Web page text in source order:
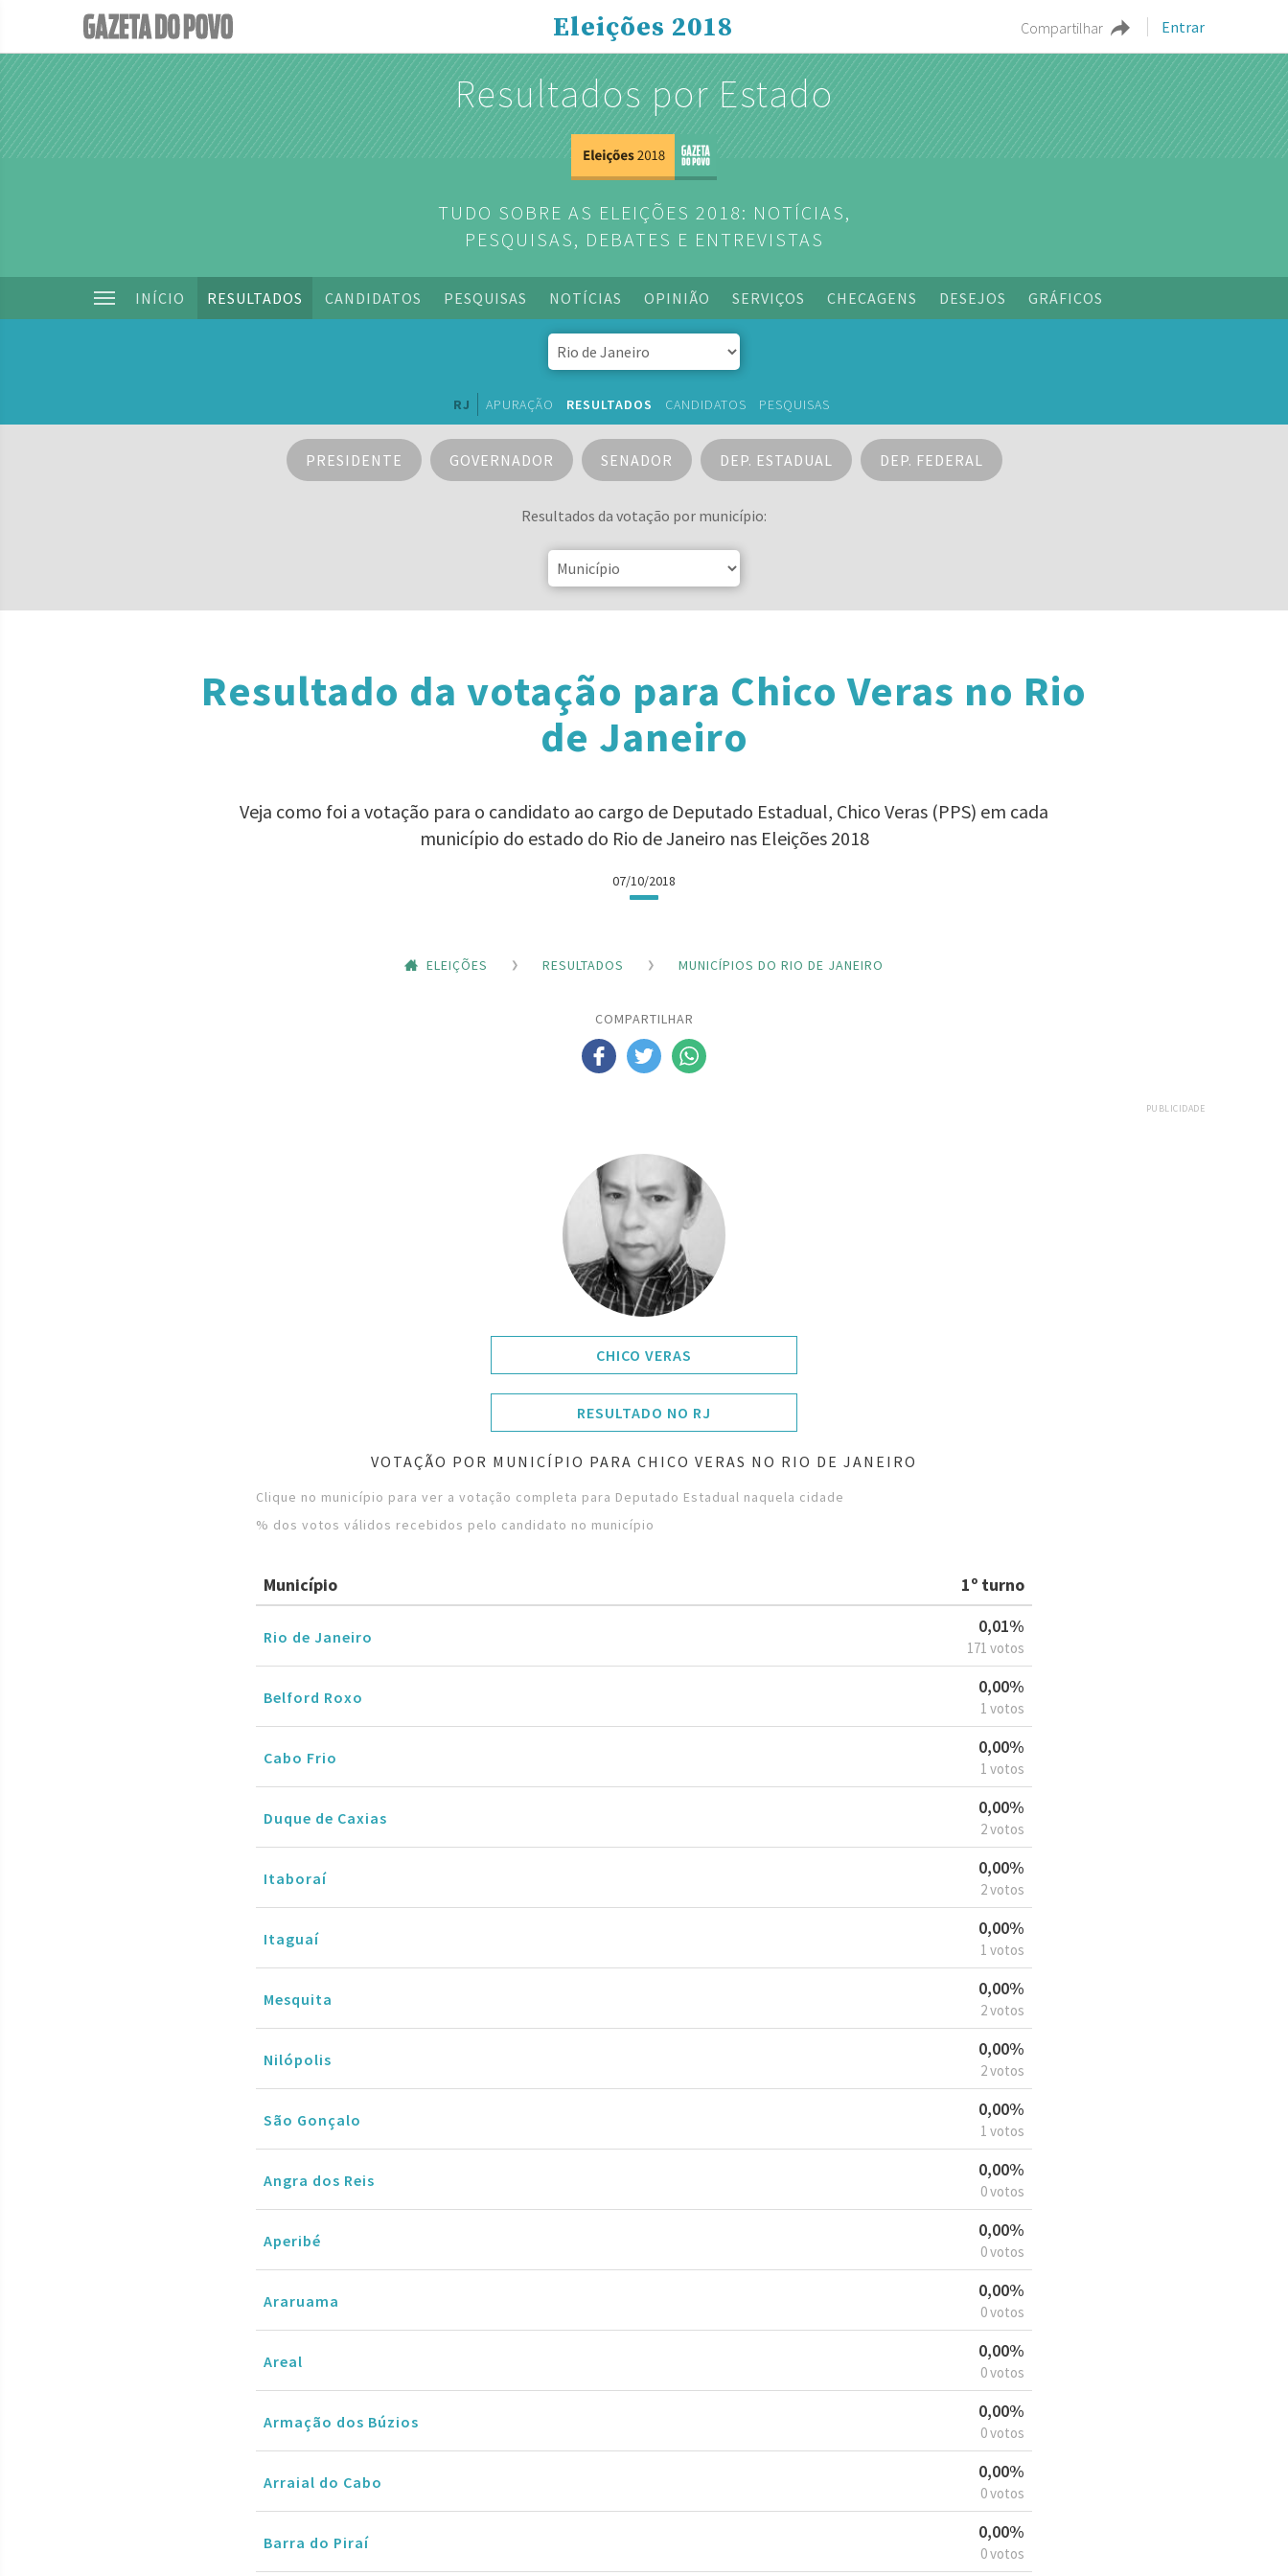
Compartilhar Entrar
Eleições 2018
Resultados por Estado
TUDO SOBRE AS ELEIÇÕES 2018: NOTÍCIAS,
PESQUISAS, DEBATES E ENTREVISTAS
INÍCIO RESULTADOS CANDIDATOS PESQUISAS NOTÍCIAS OPINIÃO SERVIÇOS CHECAGENS DESEJOS GRÁFICOS
RJ APURAÇÃO RESULTADOS CANDIDATOS PESQUISAS
PRESIDENTE GOVERNADOR SENADOR DEP. ESTADUAL DEP. FEDERAL
Resultados da votação por município:
Resultado da votação para Chico Veras no Rio
de Janeiro
Veja como foi a votação para o candidato ao cargo de Deputado Estadual, Chico Veras (PPS) em cada
município do estado do Rio de Janeiro nas Eleições 2018
07/10/2018
ELEIÇÕES RESULTADOS MUNICÍPIOS DO RIO DE JANEIRO
COMPARTILHAR
PUBLICIDADE
CHICO VERAS
RESULTADO NO RJ
VOTAÇÃO POR MUNICÍPIO PARA CHICO VERAS NO RIO DE JANEIRO
Clique no município para ver a votação completa para Deputado Estadual naquela cidade
% dos votos válidos recebidos pelo candidato no município
Município 1º turno
Rio de Janeiro
0,01%
171 votos
Belford Roxo
0,00%
1 votos
Cabo Frio
0,00%
1 votos
Duque de Caxias
0,00%
2 votos
Itaboraí
0,00%
2 votos
Itaguaí
0,00%
1 votos
Mesquita
0,00%
2 votos
Nilópolis
0,00%
2 votos
São Gonçalo
0,00%
1 votos
Angra dos Reis
0,00%
0 votos
Aperibé
0,00%
0 votos
Araruama
0,00%
0 votos
Areal
0,00%
0 votos
Armação dos Búzios
0,00%
0 votos
Arraial do Cabo
0,00%
0 votos
Barra do Piraí
0,00%
0 votos